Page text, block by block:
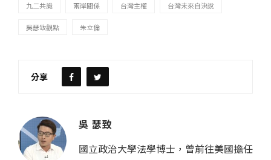
九二共識 兩岸關係 台灣主權 台灣未來自決說
吳瑟致觀點 朱立倫
分享
吳 瑟致
國立政治大學法學博士，曾前往美國擔任